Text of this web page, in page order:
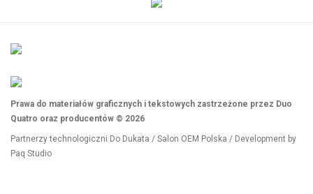
Prawa do materiałów graficznych i tekstowych zastrzeżone przez Duo
Quatro oraz producentów © 2026
Partnerzy technologiczni Do Dukata / Salon OEM Polska / Development by
Paq Studio